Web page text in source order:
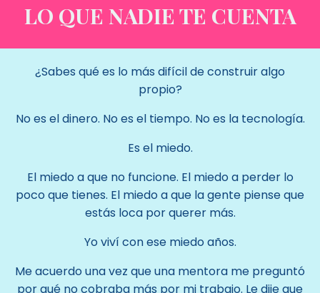
LO QUE NADIE TE CUENTA
¿Sabes qué es lo más difícil de construir algo
propio?
No es el dinero. No es el tiempo. No es la tecnología.
Es el miedo.
El miedo a que no funcione. El miedo a perder lo
poco que tienes. El miedo a que la gente piense que
estás loca por querer más.
Yo viví con ese miedo años.
Me acuerdo una vez que una mentora me preguntó
por qué no cobraba más por mi trabajo. Le dije que